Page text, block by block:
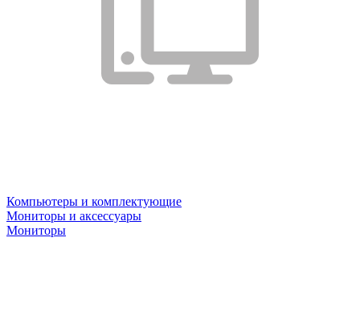
Компьютеры и комплектующие
Мониторы и аксессуары
Мониторы